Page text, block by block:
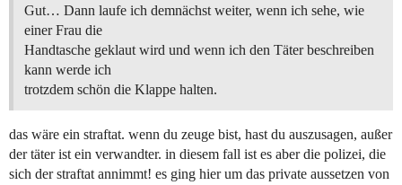
Gut… Dann laufe ich demnächst weiter, wenn ich sehe, wie
einer Frau die
Handtasche geklaut wird und wenn ich den Täter beschreiben
kann werde ich
trotzdem schön die Klappe halten.
das wäre ein straftat. wenn du zeuge bist, hast du auszusagen, außer
der täter ist ein verwandter. in diesem fall ist es aber die polizei, die
sich der straftat annimmt! es ging hier um das private aussetzen von